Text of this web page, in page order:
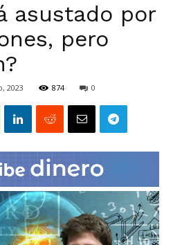
Noticias
|
Ultima
asustado por
pero
2023 874 0